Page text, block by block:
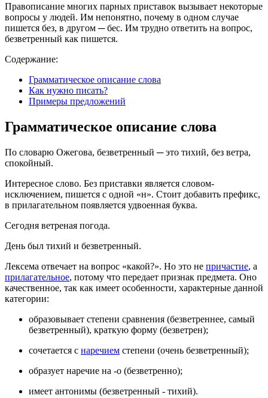
Правописание многих парных приставок вызывает некоторые
вопросы у людей. Им непонятно, почему в одном случае
пишется без, в другом ─ бес. Им трудно ответить на вопрос,
безветренный как пишется.
Содержание:
Грамматическое описание слова
Как нужно писать?
Примеры предложений
Грамматическое описание слова
По словарю Ожегова, безветренный ─ это тихий, без ветра,
спокойный.
Интересное слово. Без приставки является словом-
исключением, пишется с одной «н». Стоит добавить префикс,
в прилагательном появляется удвоенная буква.
Сегодня ветреная погода.
День был тихий и безветренный.
Лексема отвечает на вопрос «какой?». Но это не причастие, а
прилагательное, потому что передает признак предмета. Оно
качественное, так как имеет особенности, характерные данной
категории:
образовывает степени сравнения (безветреннее, самый
безветренный), краткую форму (безветрен);
сочетается с наречием степени (очень безветренный);
образует наречие на -о (безветренно);
имеет антонимы (безветренный - тихий).